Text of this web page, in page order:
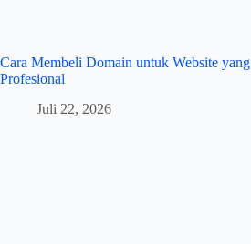
Cara Membeli Domain untuk Website yang
Profesional
Juli 22, 2026